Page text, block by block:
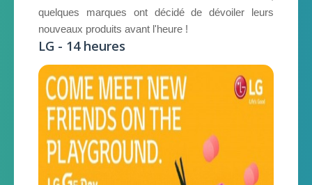
quelques marques ont décidé de dévoiler leurs
nouveaux produits avant l'heure !
LG - 14 heures